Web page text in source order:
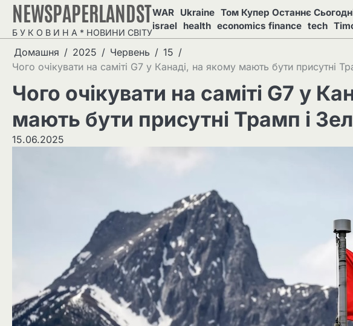
Перейти
вмісту
NEWSPAPERLANDST
Б У К О В И Н А * НОВИНИ СВІТУ
WAR Ukraine Том Купер Останнє
israel health economics finance tech
Домашня 2025 Червень
15
Чого очікувати на саміті G7 у Канаді, на якому мають бути присутні
Чого очікувати на саміті G7 у
мають бути присутні Трамп і
15.06.2025